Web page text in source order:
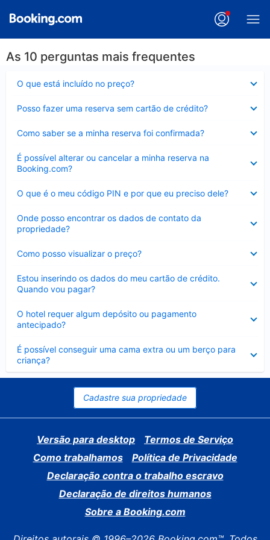
As 10 perguntas mais frequentes
O que está incluído no preço?
Posso fazer uma reserva sem cartão de crédito?
Como saber se a minha reserva foi confirmada?
É possível alterar ou cancelar a minha reserva na
Booking.com?
Contraído
O que é o meu código PIN e por que eu preciso dele?
Onde posso encontrar os dados de contato da
propriedade?
Como posso visualizar o preço?
Estou inserindo os dados do meu cartão de crédito.
Quando vou pagar?
O hotel requer algum depósito ou pagamento
antecipado?
É possível conseguir uma cama extra ou um berço para
criança?
Contraído
Cadastre sua propriedade
Versão para desktop
Termos de Serviço
Como trabalhamos
Política de Privacidade
Declaração contra o trabalho escravo
Declaração de direitos humanos
Sobre a Booking.com